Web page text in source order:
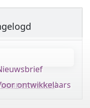
!
ontwikkelaars